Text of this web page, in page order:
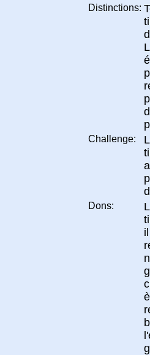
Distinctions:
Challenge:
Dons: